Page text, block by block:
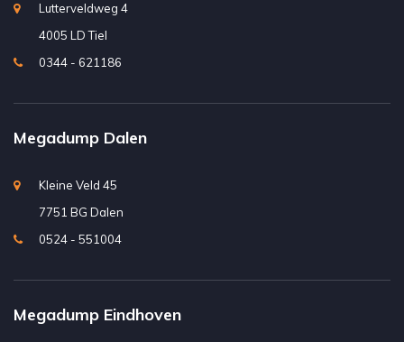
Lutterveldweg 4
4005 LD Tiel
0344 - 621186
Megadump Dalen
Kleine Veld 45
7751 BG Dalen
0524 - 551004
Megadump Eindhoven